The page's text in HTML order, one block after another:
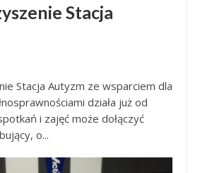
Stacja
Stacja Autyzm ze wsparciem dla
działa już od
i zajęć może dołączyć
o...